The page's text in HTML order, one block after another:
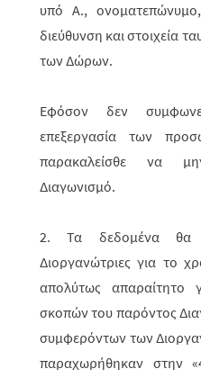
υπό Α.,
διεύθυνση και στοιχεία
των Δώρων.
Εφόσον δεν
επεξεργασία των
παρακαλείσθε να
Διαγωνισμό.
2. Τα δεδομένα θα
Διοργανώτριες για το
απολύτως
σκοπών του παρόντος
συμφερόντων των
παραχωρήθηκαν στην «